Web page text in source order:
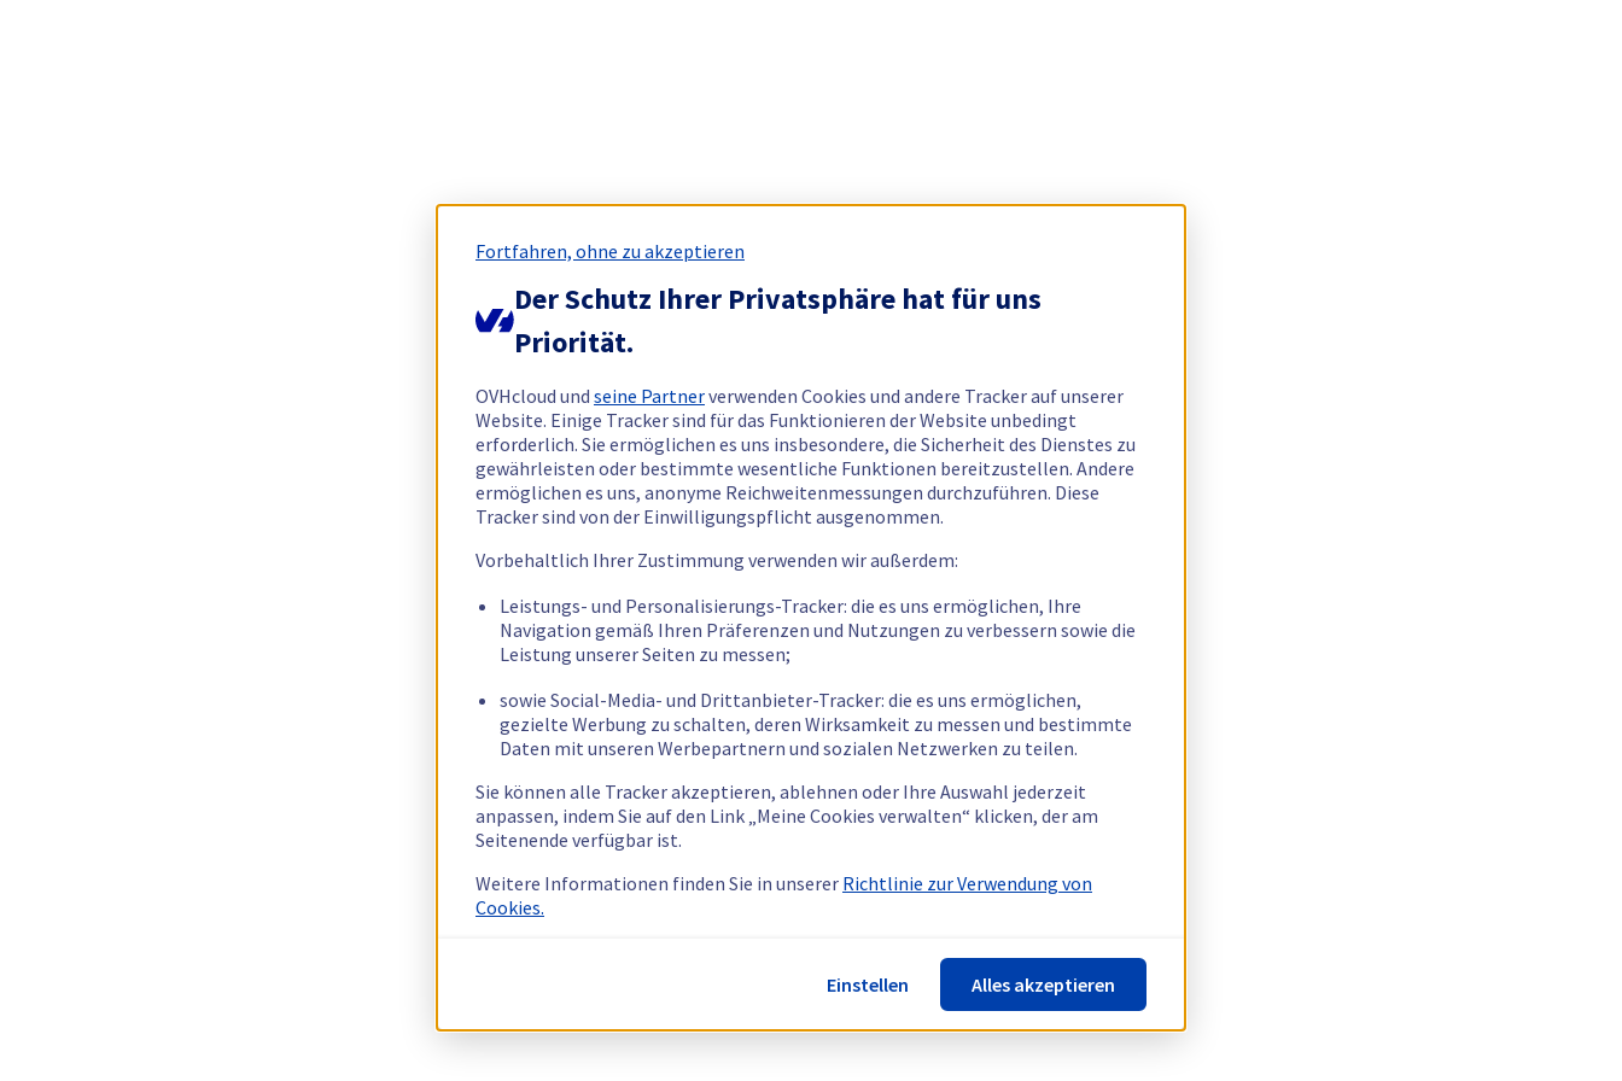
Fortfahren, ohne zu akzeptieren
Der Schutz Ihrer Privatsphäre hat für uns
Priorität.
OVHcloud und seine Partnerverwenden Cookies und andere Tracker auf unserer
Website. Einige Tracker sind für das Funktionieren der Website unbedingt
erforderlich. Sie ermöglichen es uns insbesondere, die Sicherheit des Dienstes zu
gewährleisten oder bestimmte wesentliche Funktionen bereitzustellen. Andere
ermöglichen es uns, anonyme Reichweitenmessungen durchzuführen. Diese
Tracker sind von der Einwilligungspflicht ausgenommen.
Vorbehaltlich Ihrer Zustimmung verwenden wir außerdem:
Leistungs- und Personalisierungs-Tracker: die es uns ermöglichen, Ihre
Navigation gemäß Ihren Präferenzen und Nutzungen zu verbessern sowie die
Leistung unserer Seiten zu messen;
sowie Social-Media- und Drittanbieter-Tracker: die es uns ermöglichen,
gezielte Werbung zu schalten, deren Wirksamkeit zu messen und bestimmte
Daten mit unseren Werbepartnern und sozialen Netzwerken zu teilen.
Sie können alle Tracker akzeptieren, ablehnen oder Ihre Auswahl jederzeit
anpassen, indem Sie auf den Link „Meine Cookies verwalten“ klicken, der am
Seitenende verfügbar ist.
Weitere Informationen finden Sie in unserer Richtlinie zur Verwendung von
Cookies.
Einstellen Alles akzeptieren